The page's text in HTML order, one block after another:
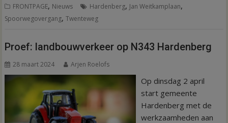
FRONTPAGE, Nieuws Hardenberg, Jan Weitkamplaan,
Spoorwegovergang,Twenteweg
Proef: landbouwverkeer op N343 Hardenberg
28 maart 2024 Arjen Roelofs
Op dinsdag 2 april
start gemeente
Hardenberg met de
werkzaamheden aan